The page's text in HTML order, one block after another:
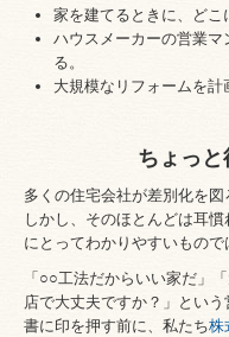
家を建てるときに、どこ
ハウスメーカーの営業
る。
大規模なリフォームを計
ちょっと
多くの住宅会社が差別化を図
しかし、そのほとんどは耳
にとってわかりやすいもので
「○○工法だからいい家だ」
店で大丈夫ですか？」とい
書に印を押す前に、私たち株